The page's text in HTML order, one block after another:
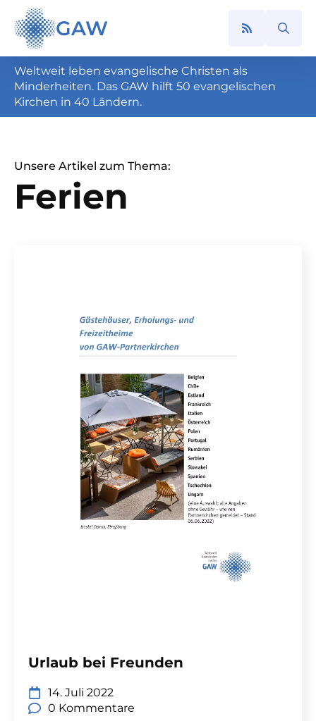
GAW
Search
Weltweit leben evangelische Christen als
Minderheiten. Das GAW hilft 50 evangelischen
Kirchen in 40 Ländern.
Unsere Artikel zum Thema:
Ferien
Urlaub bei Freunden
14. Juli 2022
0 Kommentare